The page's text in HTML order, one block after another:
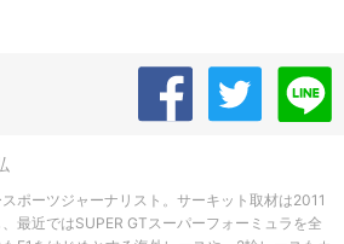
ポーツジャーナリスト。サーキット取材は2011
最近ではSUPER GTスーパーフォーミュラを全